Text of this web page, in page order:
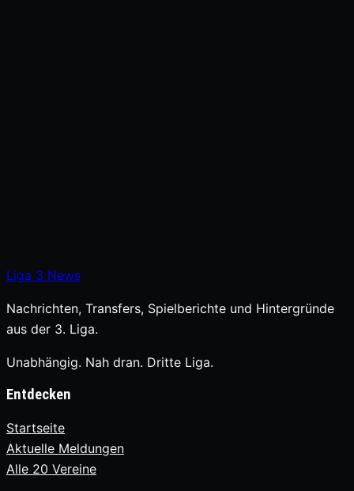
Liga 3 News
Nachrichten, Transfers, Spielberichte und Hintergründe
aus der 3. Liga.
Unabhängig. Nah dran. Dritte Liga.
Entdecken
Startseite
Aktuelle Meldungen
Alle 20 Vereine